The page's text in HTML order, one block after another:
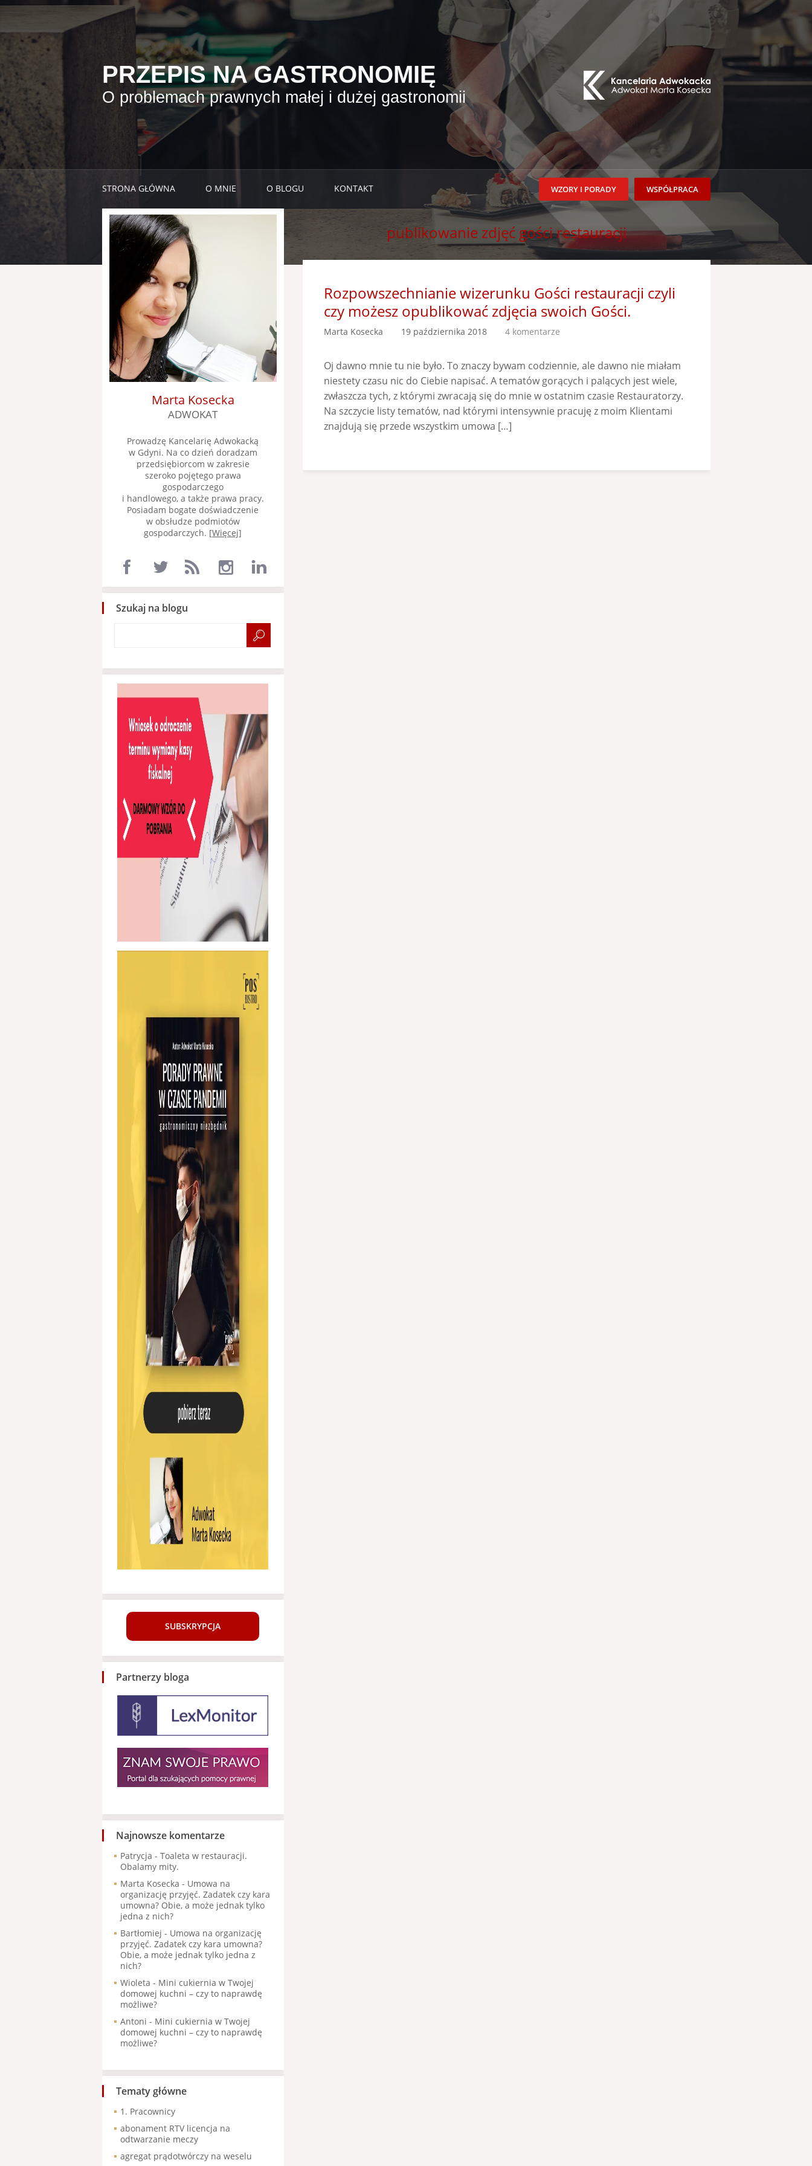
PRZEPIS NA GASTRONOMIĘ
O problemach prawnych małej i dużej gastronomii
STRONA GŁÓWNA O MNIE O BLOGU KONTAKT WSPÓŁPRACA
WZORY I PORADY
publikowanie zdjęć gości restauracji
Rozpowszechnianie wizerunku Gości restauracji czyli
czy możesz opublikować zdjęcia swoich Gości.
Marta Kosecka 19 października 2018 4 komentarze
Oj dawno mnie tu nie było. To znaczy bywam codziennie, ale dawno nie miałam
niestety czasu nic do Ciebie napisać. A tematów gorących i palących jest wiele,
zwłaszcza tych, z którymi zwracają się do mnie w ostatnim czasie Restauratorzy.
Na szczycie listy tematów, nad którymi intensywnie pracuję z moim Klientami
znajdują się przede wszystkim umowa […]
Marta Kosecka
ADWOKAT
Prowadzę Kancelarię Adwokacką
w Gdyni. Na co dzień doradzam
przedsiębiorcom w zakresie
szeroko pojętego prawa
gospodarczego
i handlowego, a także prawa pracy.
Posiadam bogate doświadczenie
w obsłudze podmiotów
gospodarczych. [Więcej]
Szukaj na blogu
SUBSKRYPCJA
Partnerzy bloga
Najnowsze komentarze
Patrycja - Toaleta w restauracji.
Obalamy mity.
Marta Kosecka - Umowa na
organizację przyjęć. Zadatek czy kara
umowna? Obie, a może jednak tylko
jedna z nich?
Bartłomiej - Umowa na organizację
przyjęć. Zadatek czy kara umowna?
Obie, a może jednak tylko jedna z
nich?
Wioleta - Mini cukiernia w Twojej
domowej kuchni – czy to naprawdę
możliwe?
Antoni - Mini cukiernia w Twojej
domowej kuchni – czy to naprawdę
możliwe?
Tematy główne
1. Pracownicy
abonament RTV licencja na
odtwarzanie meczy
agregat prądotwórczy na weselu